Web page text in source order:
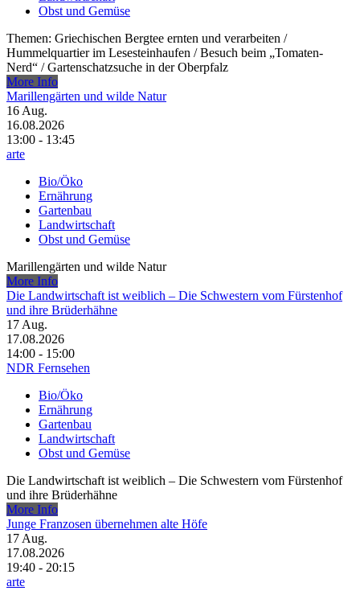
Obst und Gemüse
Themen: Griechischen Bergtee ernten und verarbeiten /​
Hummelquartier im Lesesteinhaufen /​ Besuch beim „Tomaten-
Nerd“ /​ Gartenschatzsuche in der Oberpfalz
More Info
Marillengärten und wilde Natur
16 Aug.
16.08.2026
13:00 - 13:45
arte
Bio/Öko
Ernährung
Gartenbau
Landwirtschaft
Obst und Gemüse
Marillengärten und wilde Natur
More Info
Die Landwirtschaft ist weiblich – Die Schwestern vom Fürstenhof
und ihre Brüderhähne
17 Aug.
17.08.2026
14:00 - 15:00
NDR Fernsehen
Bio/Öko
Ernährung
Gartenbau
Landwirtschaft
Obst und Gemüse
Die Landwirtschaft ist weiblich – Die Schwestern vom Fürstenhof
und ihre Brüderhähne
More Info
Junge Franzosen übernehmen alte Höfe
17 Aug.
17.08.2026
19:40 - 20:15
arte